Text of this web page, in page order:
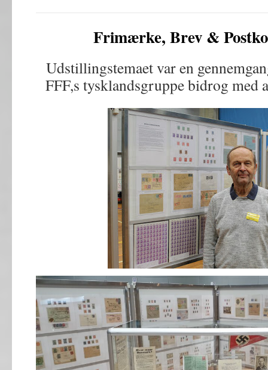
Frimærke, Brev &
Udstillingstemaet var en
FFF,s tysklandsgruppe bidrog med